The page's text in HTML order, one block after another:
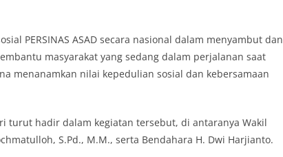
PERSINAS ASAD secara nasional dalam menyambut dan
masyarakat yang sedang dalam perjalanan saat
menanamkan nilai kepedulian sosial dan kebersamaan
turut hadir dalam kegiatan tersebut, di antaranya Wakil
S.Pd., M.M., serta Bendahara H. Dwi Harjianto.